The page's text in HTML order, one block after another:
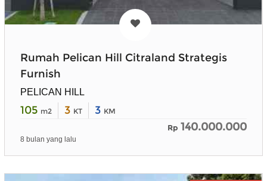
Rumah Pelican Hill Citraland Strategis
Furnish
PELICAN HILL
105 m2 3 KT 3 KM
Rp 140.000.000
8 bulan yang lalu